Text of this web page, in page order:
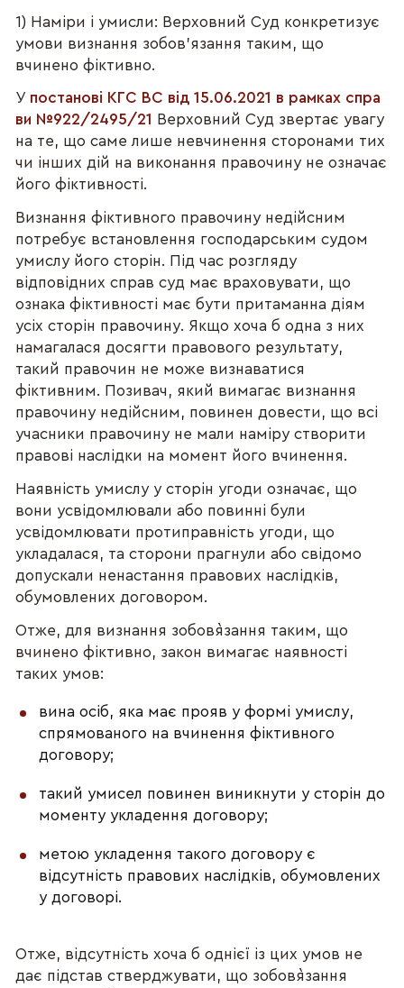
1) Наміри і умисли: Верховний Суд конкретизує
умови визнання зобов'язання таким, що
вчинено фіктивно.
У постанові КГС ВС від 15.06.2021 в рамках спра
ви №922/2495/21
Верховний Суд звертає увагу
на те, що саме лише невчинення сторонами тих
чи інших дій на виконання правочину не означає
його фіктивності.
Визнання фіктивного правочину недійсним
потребує встановлення господарським судом
умислу його сторін. Під час розгляду
відповідних справ суд має враховувати, що
ознака фіктивності має бути притаманна діям
усіх сторін правочину. Якщо хоча б одна з них
намагалася досягти правового результату,
такий правочин не може визнаватися
фіктивним. Позивач, який вимагає визнання
правочину недійсним, повинен довести, що всі
учасники правочину не мали наміру створити
правові наслідки на момент його вчинення.
Наявність умислу у сторін угоди означає, що
вони усвідомлювали або повинні були
усвідомлювати протиправність угоди, що
укладалася, та сторони прагнули або свідомо
допускали ненастання правових наслідків,
обумовлених договором.
Отже, для визнання зобов`язання таким, що
вчинено фіктивно, закон вимагає наявності
таких умов:
вина осіб, яка має прояв у формі умислу,
спрямованого на вчинення фіктивного
договору;
такий умисел повинен виникнути у сторін до
моменту укладення договору;
метою укладення такого договору є
відсутність правових наслідків, обумовлених
у договорі.
Отже, відсутність хоча б однієї із цих умов не
дає підстав стверджувати, що зобов`язання